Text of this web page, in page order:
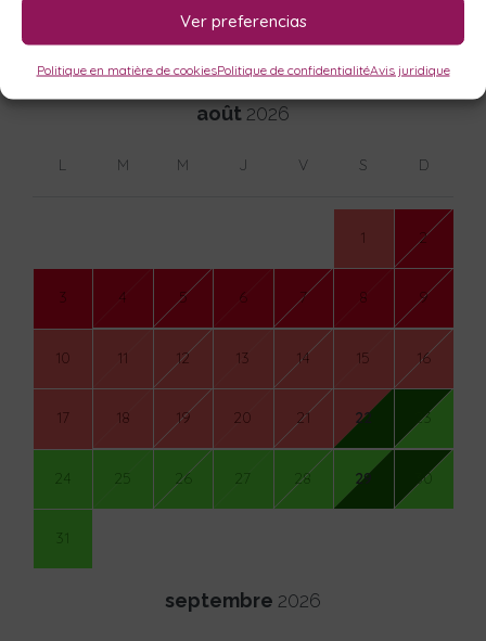
Ver preferencias
Politique en matière de cookiesPolitique de confidentialitéAvis juridique
août 2026
L M M J V S D
1 2
3 4 5 6 7 8 9
10 11 12 13 14 15 16
17 18 19 20 21 22 23
24 25 26 27 28 29 30
31
septembre 2026